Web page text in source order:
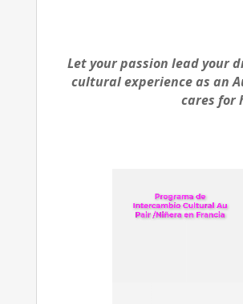
Let your passion lead your
cultural experience as an
cares for